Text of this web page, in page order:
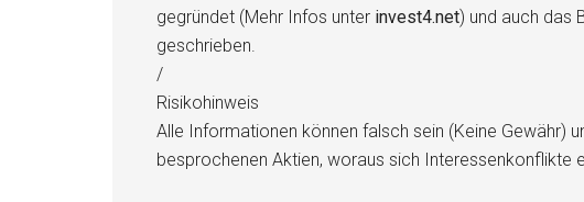
gegründet (Mehr Infos unter invest4.net) und auch das
geschrieben.
/
Risikohinweis
Alle Informationen können falsch sein (Keine Gewähr)
besprochenen Aktien, woraus sich Interessenkonflikte